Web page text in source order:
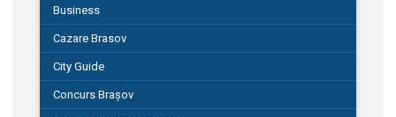
Business
Cazare Brasov
City Guide
Concurs Brașov